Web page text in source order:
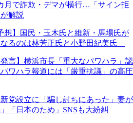
月で詐欺・デマが横行…「サイン拒
解説
想】国民・玉木氏と維新・馬場氏が
るのは林芳正氏と小野田紀美氏
言】横浜市長「重大なパワハラ」認
ワハラ報道には「厳重抗議」の高圧
党設立に「騙し討ちにあった」妻が
「日本のため」SNSも大紛糾